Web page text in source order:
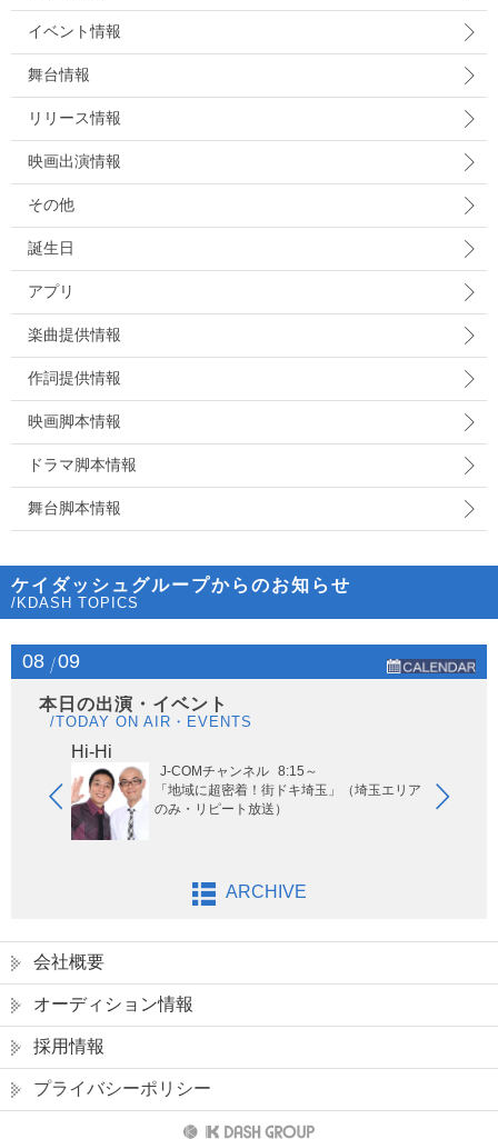
イベント情報
舞台情報
リリース情報
映画出演情報
その他
誕生日
アプリ
楽曲提供情報
作詞提供情報
映画脚本情報
ドラマ脚本情報
舞台脚本情報
ケイダッシュグループからのお知らせ
/KDASH TOPICS
08 09
本日の出演・イベント
/TODAY ON AIR・EVENTS
Hi-Hi
J-COMチャンネル 8:15～
「地域に超密着！街ドキ埼玉」（埼玉エリア
のみ・リピート放送）
ARCHIVE
会社概要
オーディション情報
採用情報
プライバシーポリシー